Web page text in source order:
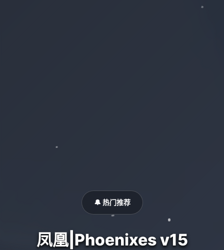
🔔 热门推荐
凤凰|Phoenixes v15